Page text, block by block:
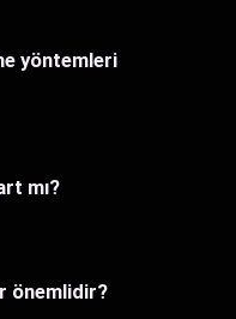
yöntemleri
mı?
önemlidir?